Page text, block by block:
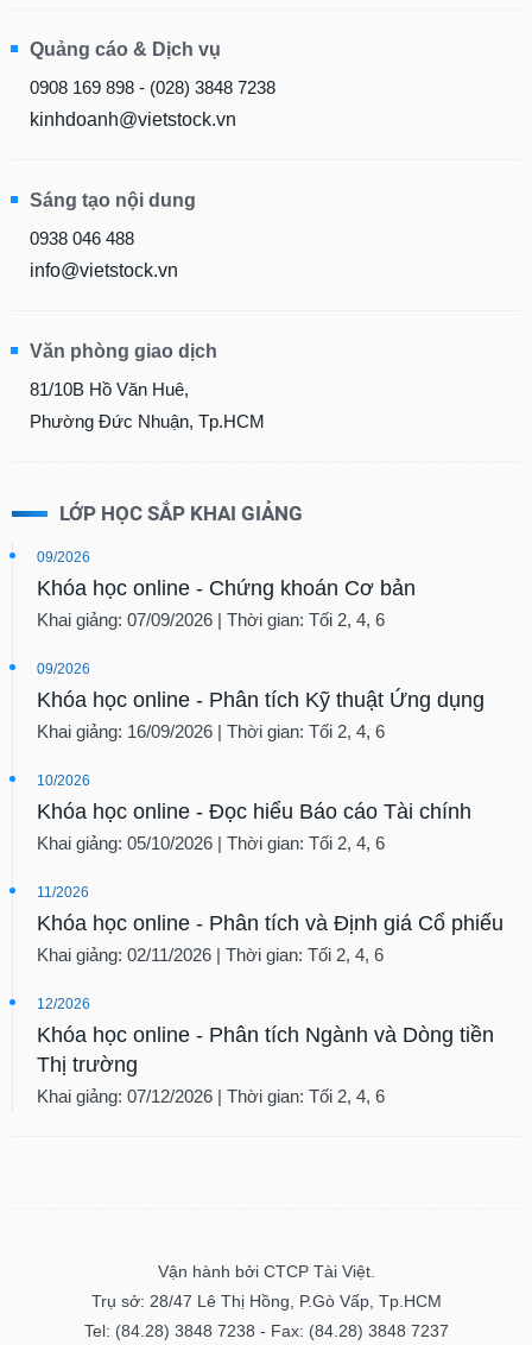
Quảng cáo & Dịch vụ
0908 169 898 - (028) 3848 7238
kinhdoanh@vietstock.vn
Sáng tạo nội dung
0938 046 488
info@vietstock.vn
Văn phòng giao dịch
81/10B Hồ Văn Huê,
Phường Đức Nhuận, Tp.HCM
LỚP HỌC SẮP KHAI GIẢNG
09/2026
Khóa học online - Chứng khoán Cơ bản
Khai giảng: 07/09/2026 | Thời gian: Tối 2, 4, 6
09/2026
Khóa học online - Phân tích Kỹ thuật Ứng dụng
Khai giảng: 16/09/2026 | Thời gian: Tối 2, 4, 6
10/2026
Khóa học online - Đọc hiểu Báo cáo Tài chính
Khai giảng: 05/10/2026 | Thời gian: Tối 2, 4, 6
11/2026
Khóa học online - Phân tích và Định giá Cổ phiếu
Khai giảng: 02/11/2026 | Thời gian: Tối 2, 4, 6
12/2026
Khóa học online - Phân tích Ngành và Dòng tiền
Thị trường
Khai giảng: 07/12/2026 | Thời gian: Tối 2, 4, 6
Vận hành bởi CTCP Tài Việt.
Trụ sở: 28/47 Lê Thị Hồng, P.Gò Vấp, Tp.HCM
Tel: (84.28) 3848 7238 - Fax: (84.28) 3848 7237
Đào
tạo
Sách
tài
Công
cụ
Truyền
chính